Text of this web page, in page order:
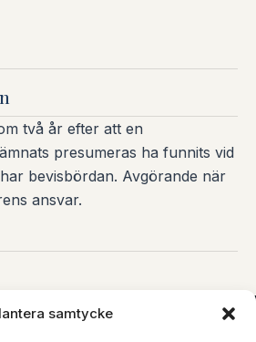
samtycke
två år efter att en
presumeras ha funnits vid
bevisbördan. Avgörande när
ansvar.